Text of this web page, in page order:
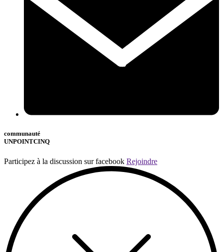
communauté
UNPOINTCINQ
Participez à la discussion sur facebook Rejoindre